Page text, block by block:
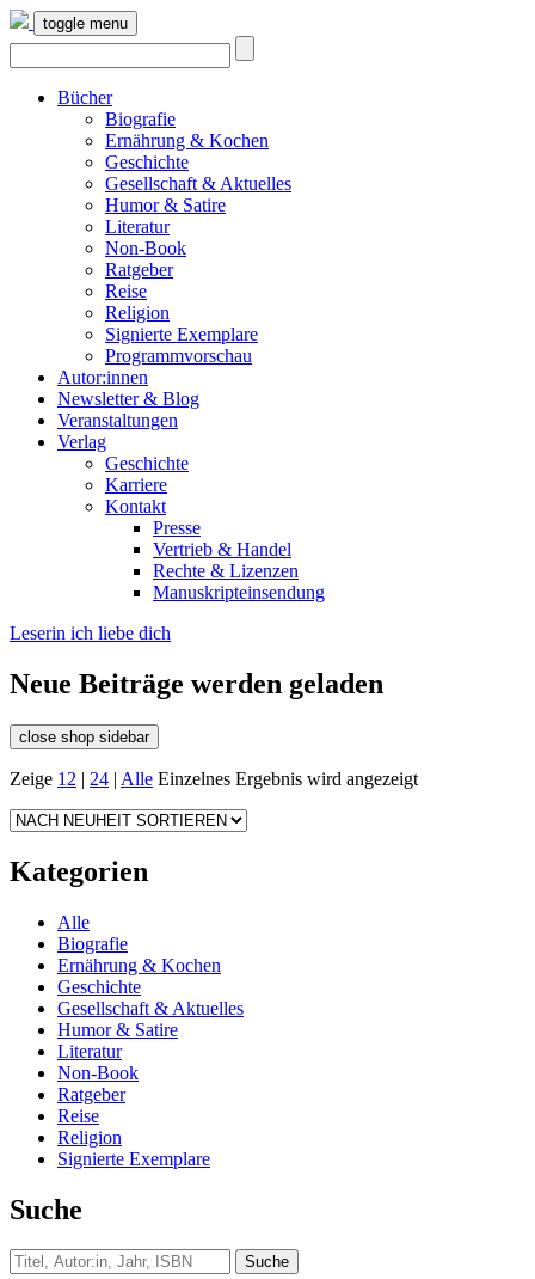
toggle menu
Bücher
Biografie
Ernährung & Kochen
Geschichte
Gesellschaft & Aktuelles
Humor & Satire
Literatur
Non-Book
Ratgeber
Reise
Religion
Signierte Exemplare
Programmvorschau
Autor:innen
Newsletter & Blog
Veranstaltungen
Verlag
Geschichte
Karriere
Kontakt
Presse
Vertrieb & Handel
Rechte & Lizenzen
Manuskripteinsendung
Leserin ich liebe dich
Neue Beiträge werden geladen
close shop sidebar
Zeige 12 | 24 | Alle Einzelnes Ergebnis wird angezeigt
Kategorien
Alle
Biografie
Ernährung & Kochen
Geschichte
Gesellschaft & Aktuelles
Humor & Satire
Literatur
Non-Book
Ratgeber
Reise
Religion
Signierte Exemplare
Suche